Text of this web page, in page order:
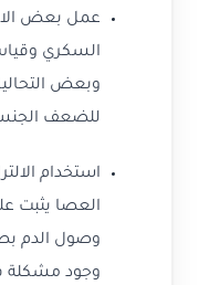
عمل بعض
السكري
وبعض
للضعف
استخدام
العصا يثبت على
وصول الدم
وجود مشكلة